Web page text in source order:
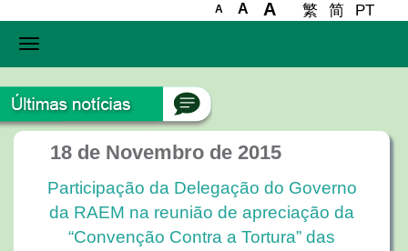
A A A 繁 简 PT
Toggle
navigation
18 de Novembro de 2015
Participação da Delegação do Governo
da RAEM na reunião de apreciação da
“Convenção Contra a Tortura” das